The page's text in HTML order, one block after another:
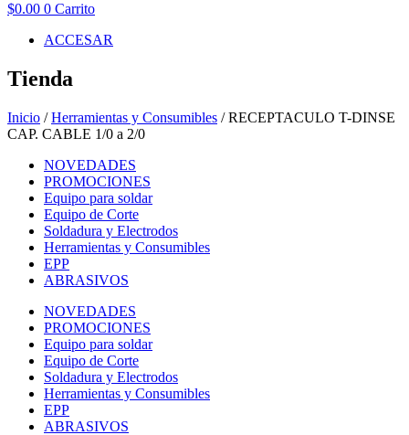
$0.00 0 Carrito
ACCESAR
Tienda
Inicio /Herramientas y Consumibles / RECEPTACULO T-DINSE
CAP. CABLE 1/0 a 2/0
NOVEDADES
PROMOCIONES
Equipo para soldar
Equipo de Corte
Soldadura y Electrodos
Herramientas y Consumibles
EPP
ABRASIVOS
NOVEDADES
PROMOCIONES
Equipo para soldar
Equipo de Corte
Soldadura y Electrodos
Herramientas y Consumibles
EPP
ABRASIVOS